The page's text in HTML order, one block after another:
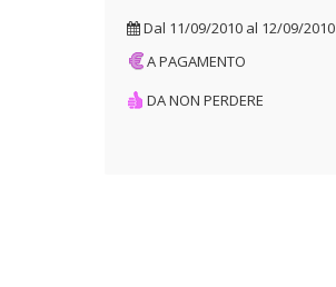
Dal 11/09/2010 al 12/09/2010
A PAGAMENTO
DA NON PERDERE